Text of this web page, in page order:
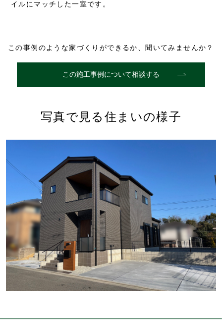
イルにマッチした一室です。
この事例のような家づくりができるか、聞いてみませんか？
この施工事例について相談する
写真で見る住まいの様子